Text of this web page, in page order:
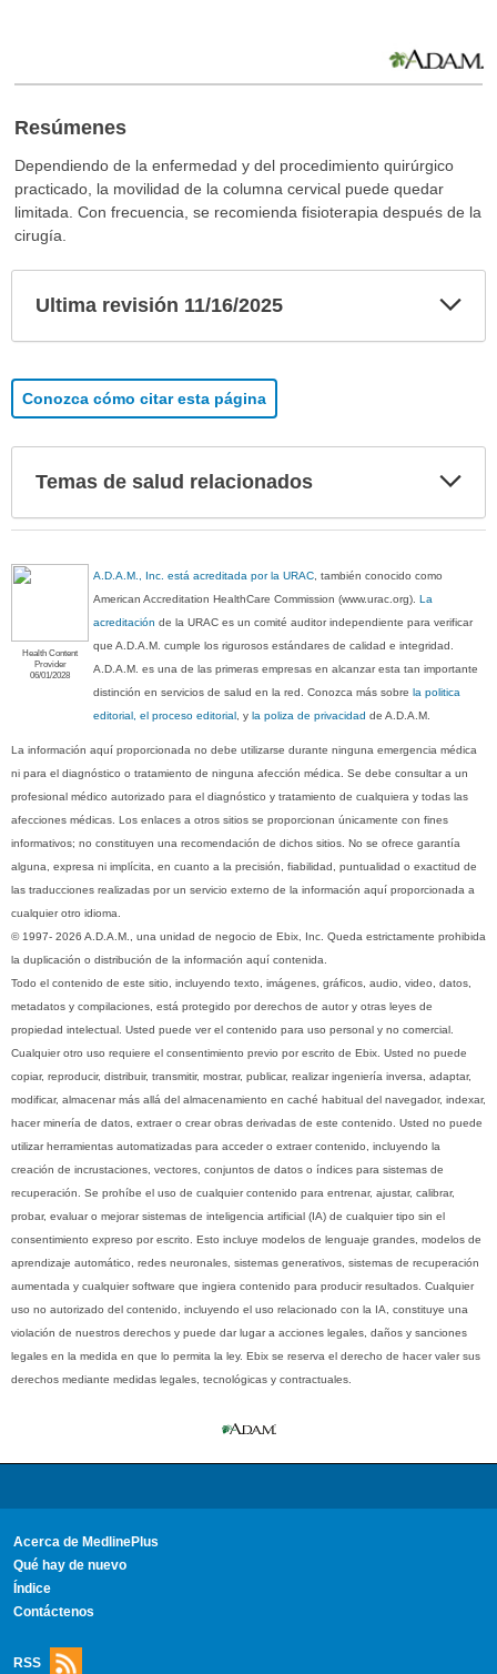
Resúmenes
Dependiendo de la enfermedad y del procedimiento quirúrgico
practicado, la movilidad de la columna cervical puede quedar
limitada. Con frecuencia, se recomienda fisioterapia después de la
cirugía.
Ultima revisión 11/16/2025
Conozca cómo citar esta página
Temas de salud relacionados
Health Content
Provider
06/01/2028
A.D.A.M., Inc. está acreditada por la URAC , también conocido como
American Accreditation HealthCare Commission (www.urac.org).La
acreditación de la URAC es un comité auditor independiente para verificar
que A.D.A.M. cumple los rigurosos estándares de calidad e integridad.
A.D.A.M. es una de las primeras empresas en alcanzar esta tan importante
distinción en servicios de salud en la red. Conozca más sobrela politica
editorial, el proceso editorial , yla poliza de privacidad de A.D.A.M.
La información aquí proporcionada no debe utilizarse durante ninguna emergencia médica
ni para el diagnóstico o tratamiento de ninguna afección médica. Se debe consultar a un
profesional médico autorizado para el diagnóstico y tratamiento de cualquiera y todas las
afecciones médicas. Los enlaces a otros sitios se proporcionan únicamente con fines
informativos; no constituyen una recomendación de dichos sitios. No se ofrece garantía
alguna, expresa ni implícita, en cuanto a la precisión, fiabilidad, puntualidad o exactitud de
las traducciones realizadas por un servicio externo de la información aquí proporcionada a
cualquier otro idioma.
© 1997- 2026 A.D.A.M., una unidad de negocio de Ebix, Inc. Queda estrictamente prohibida
la duplicación o distribución de la información aquí contenida.
Todo el contenido de este sitio, incluyendo texto, imágenes, gráficos, audio, video, datos,
metadatos y compilaciones, está protegido por derechos de autor y otras leyes de
propiedad intelectual. Usted puede ver el contenido para uso personal y no comercial.
Cualquier otro uso requiere el consentimiento previo por escrito de Ebix. Usted no puede
copiar, reproducir, distribuir, transmitir, mostrar, publicar, realizar ingeniería inversa, adaptar,
modificar, almacenar más allá del almacenamiento en caché habitual del navegador, indexar,
hacer minería de datos, extraer o crear obras derivadas de este contenido. Usted no puede
utilizar herramientas automatizadas para acceder o extraer contenido, incluyendo la
creación de incrustaciones, vectores, conjuntos de datos o índices para sistemas de
recuperación. Se prohíbe el uso de cualquier contenido para entrenar, ajustar, calibrar,
probar, evaluar o mejorar sistemas de inteligencia artificial (IA) de cualquier tipo sin el
consentimiento expreso por escrito. Esto incluye modelos de lenguaje grandes, modelos de
aprendizaje automático, redes neuronales, sistemas generativos, sistemas de recuperación
aumentada y cualquier software que ingiera contenido para producir resultados. Cualquier
uso no autorizado del contenido, incluyendo el uso relacionado con la IA, constituye una
violación de nuestros derechos y puede dar lugar a acciones legales, daños y sanciones
legales en la medida en que lo permita la ley. Ebix se reserva el derecho de hacer valer sus
derechos mediante medidas legales, tecnológicas y contractuales.
Acerca de MedlinePlus
Qué hay de nuevo
Índice
Contáctenos
RSS